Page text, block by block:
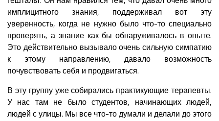
имплицитного знания, поддерживал вот эту
уверенность, когда не нужно было что-то специально
проверять, а знание как бы обнаруживалось в опыте.
Это действительно вызывало очень сильную симпатию
к этому направлению, давало возможность
почувствовать себя и продвигаться.
В эту группу уже собирались практикующие терапевты.
У нас там не было студентов, начинающих людей,
людей с улицы. Мы все что-то думали и делали до этого